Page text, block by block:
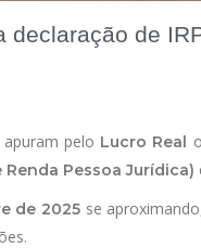
declaração de
pelo Lucro Real
Renda Pessoa Jurídica)
de 2025se